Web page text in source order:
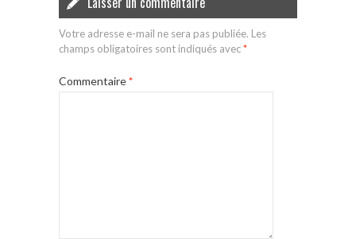
Votre adresse e-mail ne sera pas publiée. Les
champs obligatoires sont indiqués avec*
Commentaire*